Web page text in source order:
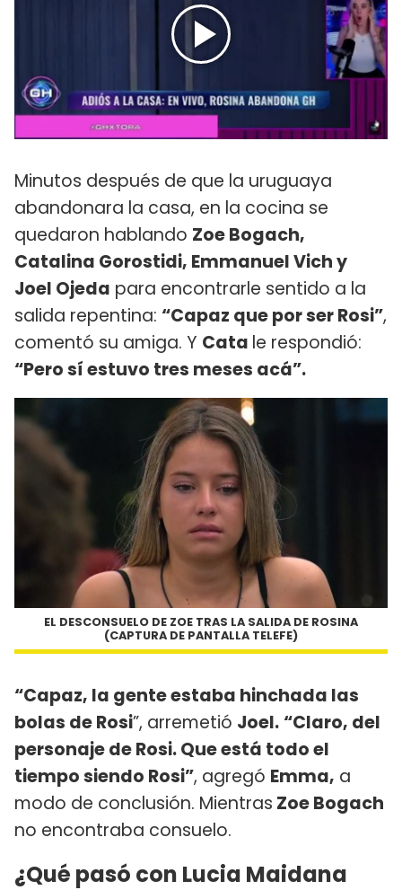
Minutos después de que la uruguaya
abandonara la casa, en la cocina se
quedaron hablando Zoe Bogach,
Catalina Gorostidi, Emmanuel Vich y
Joel Ojeda para encontrarle sentido a la
salida repentina: “Capaz que por ser Rosi”,
comentó su amiga. Y Cata le respondió:
“Pero sí estuvo tres meses acá”.
EL DESCONSUELO DE ZOE TRAS LA SALIDA DE ROSINA
(CAPTURA DE PANTALLA TELEFE)
“Capaz, la gente estaba hinchada las
bolas de Rosi”, arremetió Joel. “Claro, del
personaje de Rosi. Que está todo el
tiempo siendo Rosi”, agregó Emma, a
modo de conclusión. Mientras Zoe Bogach
no encontraba consuelo.
¿Qué pasó con Lucia Maidana